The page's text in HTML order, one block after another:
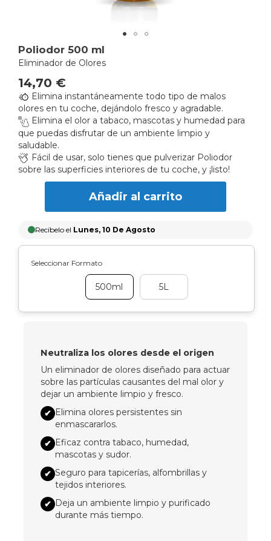
Poliodor 500 ml
Eliminador de Olores
14,70 €
Elimina instantáneamente todo tipo de malos
olores en tu coche, dejándolo fresco y agradable.
Elimina el olor a tabaco, mascotas y humedad para
que puedas disfrutar de un ambiente limpio y
saludable.
Fácil de usar, solo tienes que pulverizar Poliodor
sobre las superficies interiores de tu coche, y ¡listo!
Añadir al carrito
Recíbelo el Lunes, 10 De Agosto
Seleccionar Formato
500ml 5L
Neutraliza los olores desde el origen
Un eliminador de olores diseñado para actuar
sobre las partículas causantes del mal olor y
dejar un ambiente limpio y fresco.
✔ Elimina olores persistentes sin
enmascararlos.
✔ Eficaz contra tabaco, humedad,
mascotas y sudor.
✔ Seguro para tapicerías, alfombrillas y
tejidos interiores.
✔ Deja un ambiente limpio y purificado
durante más tiempo.
Skip
to
beginning
of
the
images
gallery